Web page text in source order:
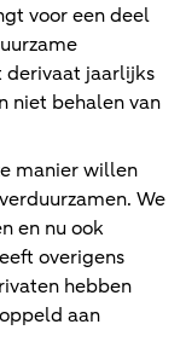
voor een deel
derivaat jaarlijks
niet behalen van
manier willen
We
en nu ook
overigens
hebben
aan